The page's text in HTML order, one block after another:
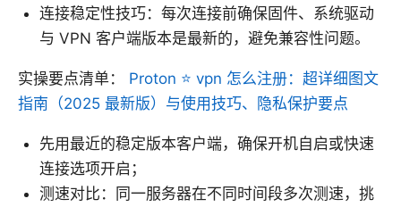
连接稳定性技巧：每次连接前确保固件、系统驱动
与 VPN 客户端版本是最新的，避免兼容性问题。
实操要点清单： Proton ⭐ vpn 怎么注册：超详细图文
指南（2025 最新版）与使用技巧、隐私保护要点
先用最近的稳定版本客户端，确保开机自启或快速
连接选项开启；
测速对比：同一服务器在不同时间段多次测速，挑